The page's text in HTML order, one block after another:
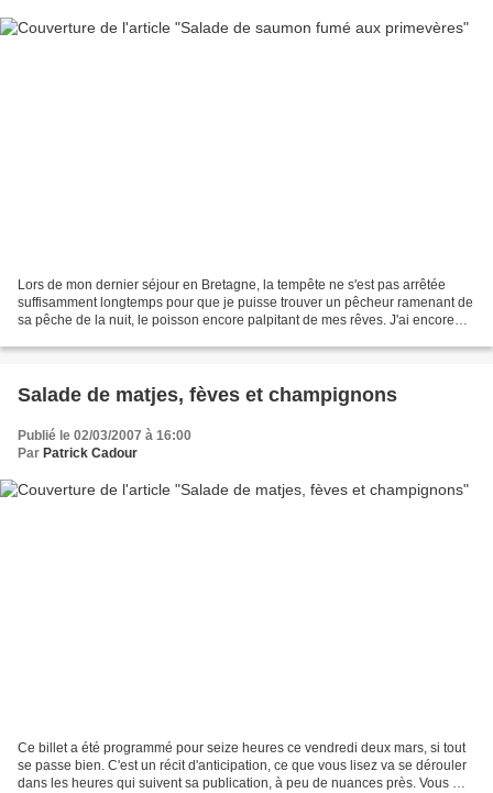
Lors de mon dernier séjour en Bretagne, la tempête ne s'est pas arrêtée
suffisamment longtemps pour que je puisse trouver un pêcheur ramenant de
sa pêche de la nuit, le poisson encore palpitant de mes rêves. J'ai encore
Salade de matjes, fèves et champignons
Publié le 02/03/2007 à 16:00
Par Patrick Cadour
Ce billet a été programmé pour seize heures ce vendredi deux mars, si tout
se passe bien. C'est un récit d'anticipation, ce que vous lisez va se dérouler
dans les heures qui suivent sa publication, à peu de nuances près. Vous me